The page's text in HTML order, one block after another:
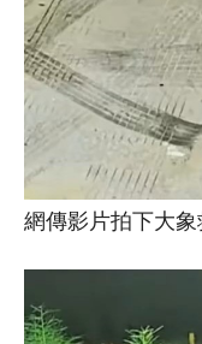
網傳影片拍下大